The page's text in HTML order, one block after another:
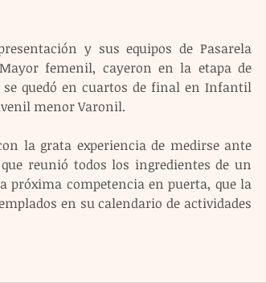
y sus equipos de Pasarela
femenil, cayeron en la etapa de
quedó en cuartos de final en Infantil
menor Varonil.
la grata experiencia de medirse ante
reunió todos los ingredientes de un
competencia en puerta, que la
en su calendario de actividades